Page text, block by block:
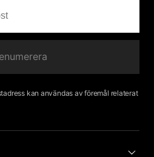
kan användas av föremål relaterat